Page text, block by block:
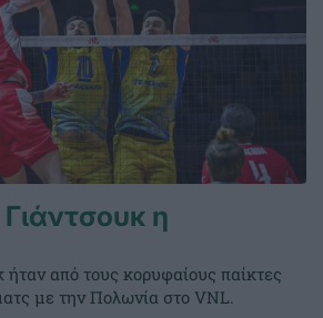
η
ήταν από τους κορυφαίους παίκτες
με την Πολωνία στο VNL.